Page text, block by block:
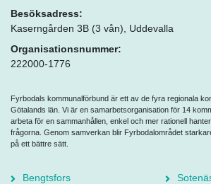
Besöksadress:
Kaserngården 3B (3 vån), Uddevalla
Organisationsnummer:
222000-1776
Fyrbodals kommunalförbund är ett av de fyra regionala
Götalands län. Vi är en samarbetsorganisation för 14
arbeta för en sammanhållen, enkel och mer rationell
frågorna. Genom samverkan blir Fyrbodalområdet
på ett bättre sätt.
Bengtsfors